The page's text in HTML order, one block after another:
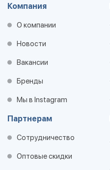
Компания
О компании
Новости
Вакансии
Бренды
Мы в Instagram
Партнерам
Сотрудничество
Оптовые скидки